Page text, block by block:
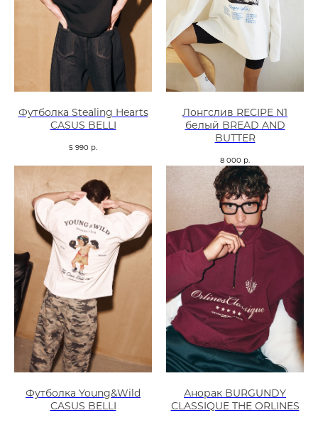
Футболка Stealing Hearts
CASUS BELLI
5 990 р.
Лонгслив RECIPE N1
белый BREAD AND
BUTTER
8 000 р.
Футболка Young&Wild
CASUS BELLI
Анорак BURGUNDY
CLASSIQUE THE ORLINES